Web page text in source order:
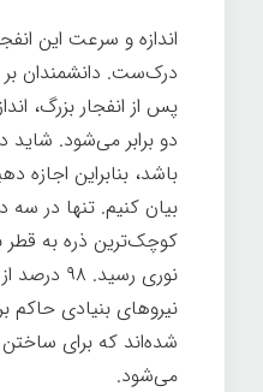
اندازه و سرعت این
درک‌ست. دانشمندان بر
پس از انفجار بزرگ،
دو برابر می‌شود.
باشد، بنابراین اجازه
بیان کنیم. تنها در سه
نوری رسید.
نیروهای بنیادی حاکم
شده‌اند که برای
می‌شود.